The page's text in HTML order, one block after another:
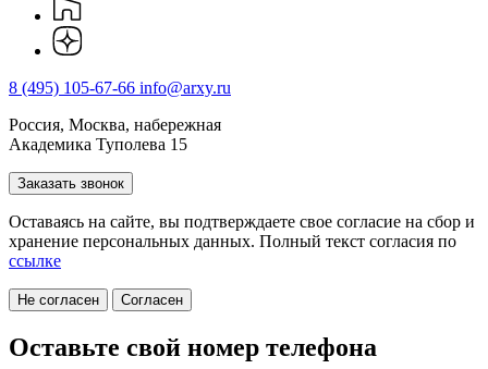
8 (495) 105-67-66 info@arxy.ru
Россия, Москва, набережная
Академика Туполева 15
Заказать звонок
Оставаясь на сайте, вы подтверждаете свое согласие на cбор и
хранение персональных данных. Полный текст согласия по
ссылке
Не согласен Согласен
Оставьте свой номер телефона